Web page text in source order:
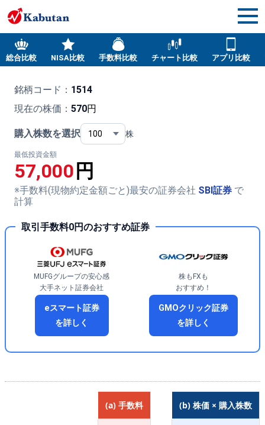
総合比較 NISA比較 手数料比較 チャート比較 アプリ比較
銘柄コード： 1514
現在の株価： 570円
購入株数を選択 株
最低投資金額
57,000 円
※手数料(現物約定金額ごと)最安の証券会社 SBI証券 で
計算
取引手数料0円のおすすめ証券
MUFGグループの安心感
大手ネット証券会社
eスマート証券
を詳しく
株もFXも
おすすめ！
GMOクリック証券
を詳しく
(a) 手数料 (b) 株価 × 購入株数